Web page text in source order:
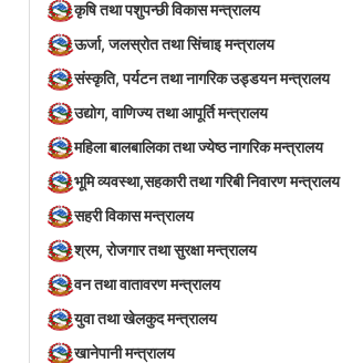
कृषि तथा पशुपन्छी विकास मन्त्रालय
ऊर्जा, जलस्रोत तथा सिंचाइ मन्त्रालय
संस्कृति, पर्यटन तथा नागरिक उड्डयन मन्त्रालय
उद्योग, वाणिज्य तथा आपूर्ति मन्त्रालय
महिला बालबालिका तथा ज्येष्ठ नागरिक मन्त्रालय
भूमि व्यवस्था,सहकारी तथा गरिबी निवारण मन्त्रालय
सहरी विकास मन्त्रालय
श्रम, रोजगार तथा सुरक्षा मन्त्रालय
वन तथा वातावरण मन्त्रालय
युवा तथा खेलकुद मन्त्रालय
खानेपानी मन्त्रालय